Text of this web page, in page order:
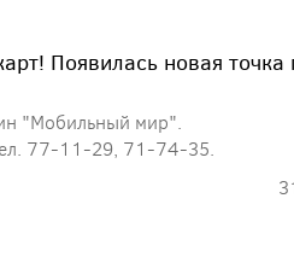
Появилась новая
"Мобильный мир".
77-11-29, 71-74-35.